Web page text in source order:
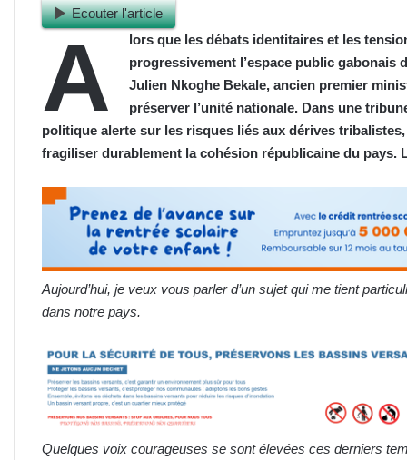
Ecouter l'article
A
lors que les débats identitaires et les
progressivement l’espace public gabonais
Julien Nkoghe Bekale, ancien premier
préserver l’unité nationale. Dans une
politique alerte sur les risques liés aux dérives
fragiliser durablement la cohésion républicaine du pays.
Aujourd’hui, je veux vous parler d’un sujet qui me tient
dans notre pays.
Quelques voix courageuses se sont élevées ces derniers